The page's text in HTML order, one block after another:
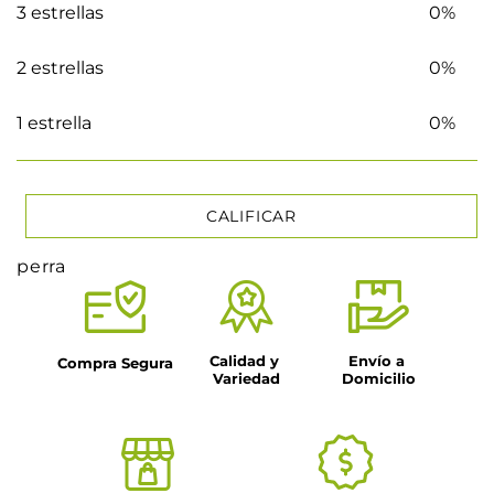
3 estrellas 0%
2 estrellas 0%
1 estrella 0%
CALIFICAR
★ ★★★
Tu nombre
Dirección de email
perra
Compra Segura
Calidad y
Variedad
Envío a
Domicilio